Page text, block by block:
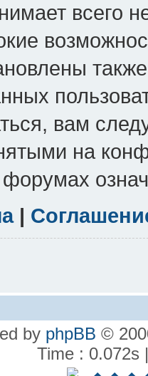
всего
вам
на
форумах
|
by phpBB ©
Time : 0.072s